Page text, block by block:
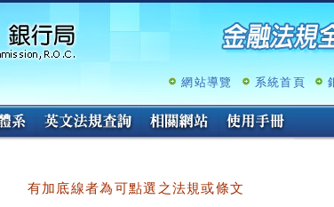
跳
容
網站導覽 系統首頁
有加底線者為可點選之法規或條文